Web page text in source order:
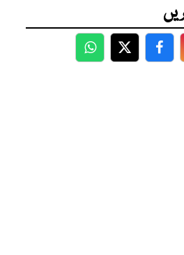
WhatsApp
Twitter